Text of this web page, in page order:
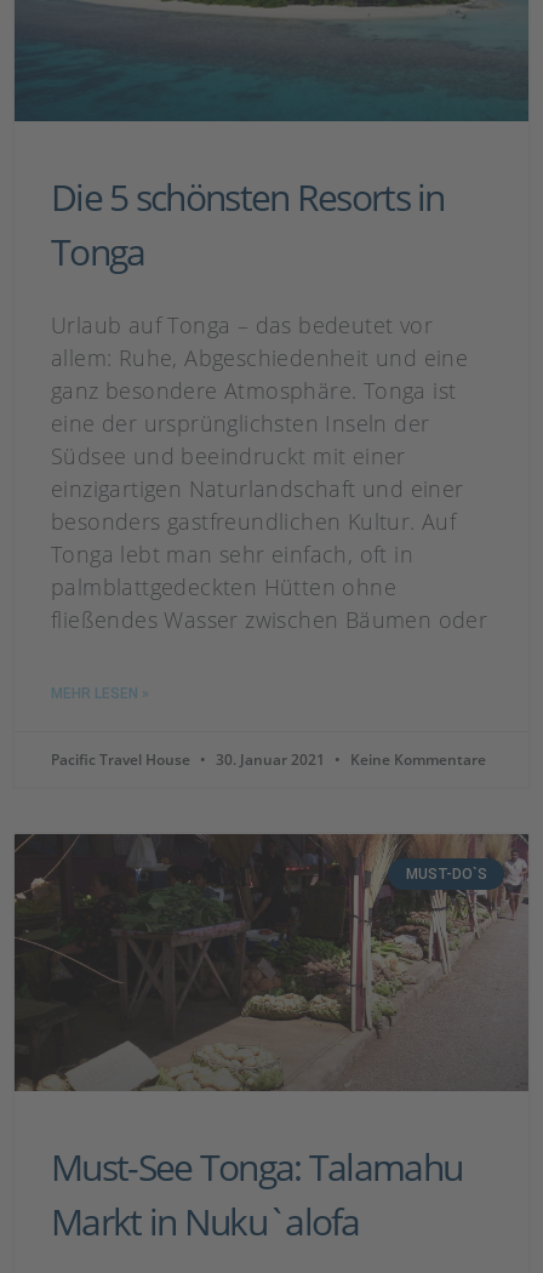
Die 5 schönsten Resorts in
Tonga
Urlaub auf Tonga – das bedeutet vor
allem: Ruhe, Abgeschiedenheit und eine
ganz besondere Atmosphäre. Tonga ist
eine der ursprünglichsten Inseln der
Südsee und beeindruckt mit einer
einzigartigen Naturlandschaft und einer
besonders gastfreundlichen Kultur. Auf
Tonga lebt man sehr einfach, oft in
palmblattgedeckten Hütten ohne
fließendes Wasser zwischen Bäumen oder
MEHR LESEN »
Pacific Travel House 30. Januar 2021 Keine Kommentare
MUST-DO`S
Must-See Tonga: Talamahu
Markt in Nuku`alofa